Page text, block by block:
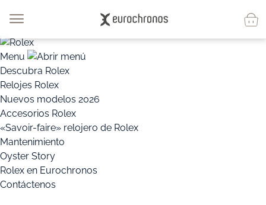
Menu
Descubra Rolex
Relojes Rolex
Nuevos modelos 2026
Accesorios Rolex
«Savoir-faire» relojero de Rolex
Mantenimiento
Oyster Story
Rolex en Eurochronos
Contáctenos